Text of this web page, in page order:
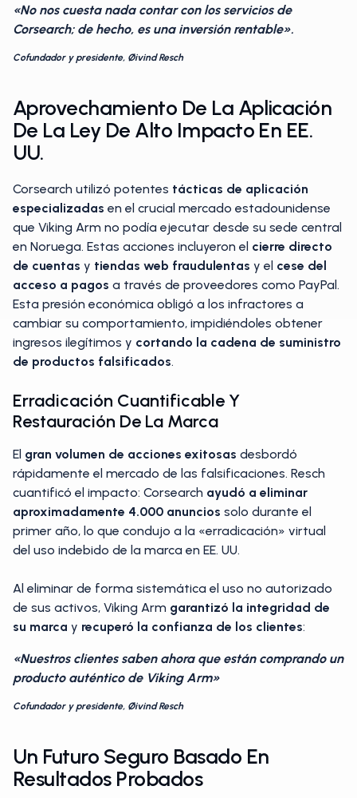
«No nos cuesta nada contar con los servicios de
Corsearch; de hecho, es una inversión rentable».
Cofundador y presidente, Øivind Resch
Aprovechamiento De La Aplicación
De La Ley De Alto Impacto En EE.
UU.
Corsearch utilizó potentes tácticas de aplicación
especializadas en el crucial mercado estadounidense
que Viking Arm no podía ejecutar desde su sede central
en Noruega. Estas acciones incluyeron el cierre directo
de cuentas y tiendas web fraudulentas y el cese del
acceso a pagos a través de proveedores como PayPal.
Esta presión económica obligó a los infractores a
cambiar su comportamiento, impidiéndoles obtener
ingresos ilegítimos y cortando la cadena de suministro
de productos falsificados.
Erradicación Cuantificable Y
Restauración De La Marca
El gran volumen de acciones exitosas desbordó
rápidamente el mercado de las falsificaciones. Resch
cuantificó el impacto: Corsearch ayudó a eliminar
aproximadamente 4.000 anuncios solo durante el
primer año, lo que condujo a la «erradicación» virtual
del uso indebido de la marca en EE. UU.
Al eliminar de forma sistemática el uso no autorizado
de sus activos, Viking Arm garantizó la integridad de
su marca y recuperó la confianza de los clientes:
«Nuestros clientes saben ahora que están comprando un
producto auténtico de Viking Arm»
Cofundador y presidente, Øivind Resch
Un Futuro Seguro Basado En
Resultados Probados